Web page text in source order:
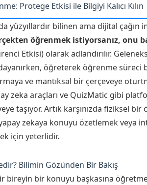
Protege Etkisi ile Bilgiyi Kalıcı Kılın
yüzyıllardır bilinen ama dijital
öğrenmek istiyorsanız, onu
Etkisi) olarak adlandırılır.
öğreterek öğrenme süreci
ve mantıksal bir çerçeveye
zeka araçları ve QuizMatic gibi
taşıyor. Artık karşınızda fiziksel
zekaya konuyu özetlemek veya
için yeterlidir.
Bilimin Gözünden Bir Bakış
bireyin bir konuyu başkasına